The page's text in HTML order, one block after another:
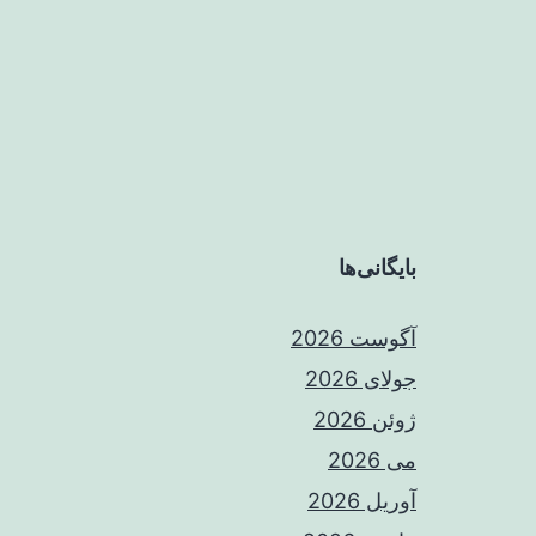
بایگانی‌ها
آگوست 2026
جولای 2026
ژوئن 2026
می 2026
آوریل 2026